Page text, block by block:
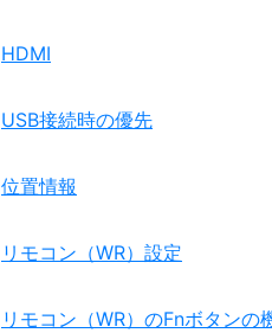
HDMI
USB接続時の優先
位置情報
リモコン（WR）設定
リモコン（WR）のFnボタンの